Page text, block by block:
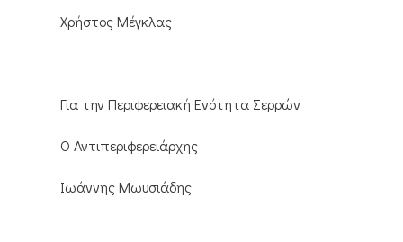
Χρήστος Μέγκλας
Για την Περιφερειακή Ενότητα Σερρών
Ο
Ιωάννης Μωυσιάδης